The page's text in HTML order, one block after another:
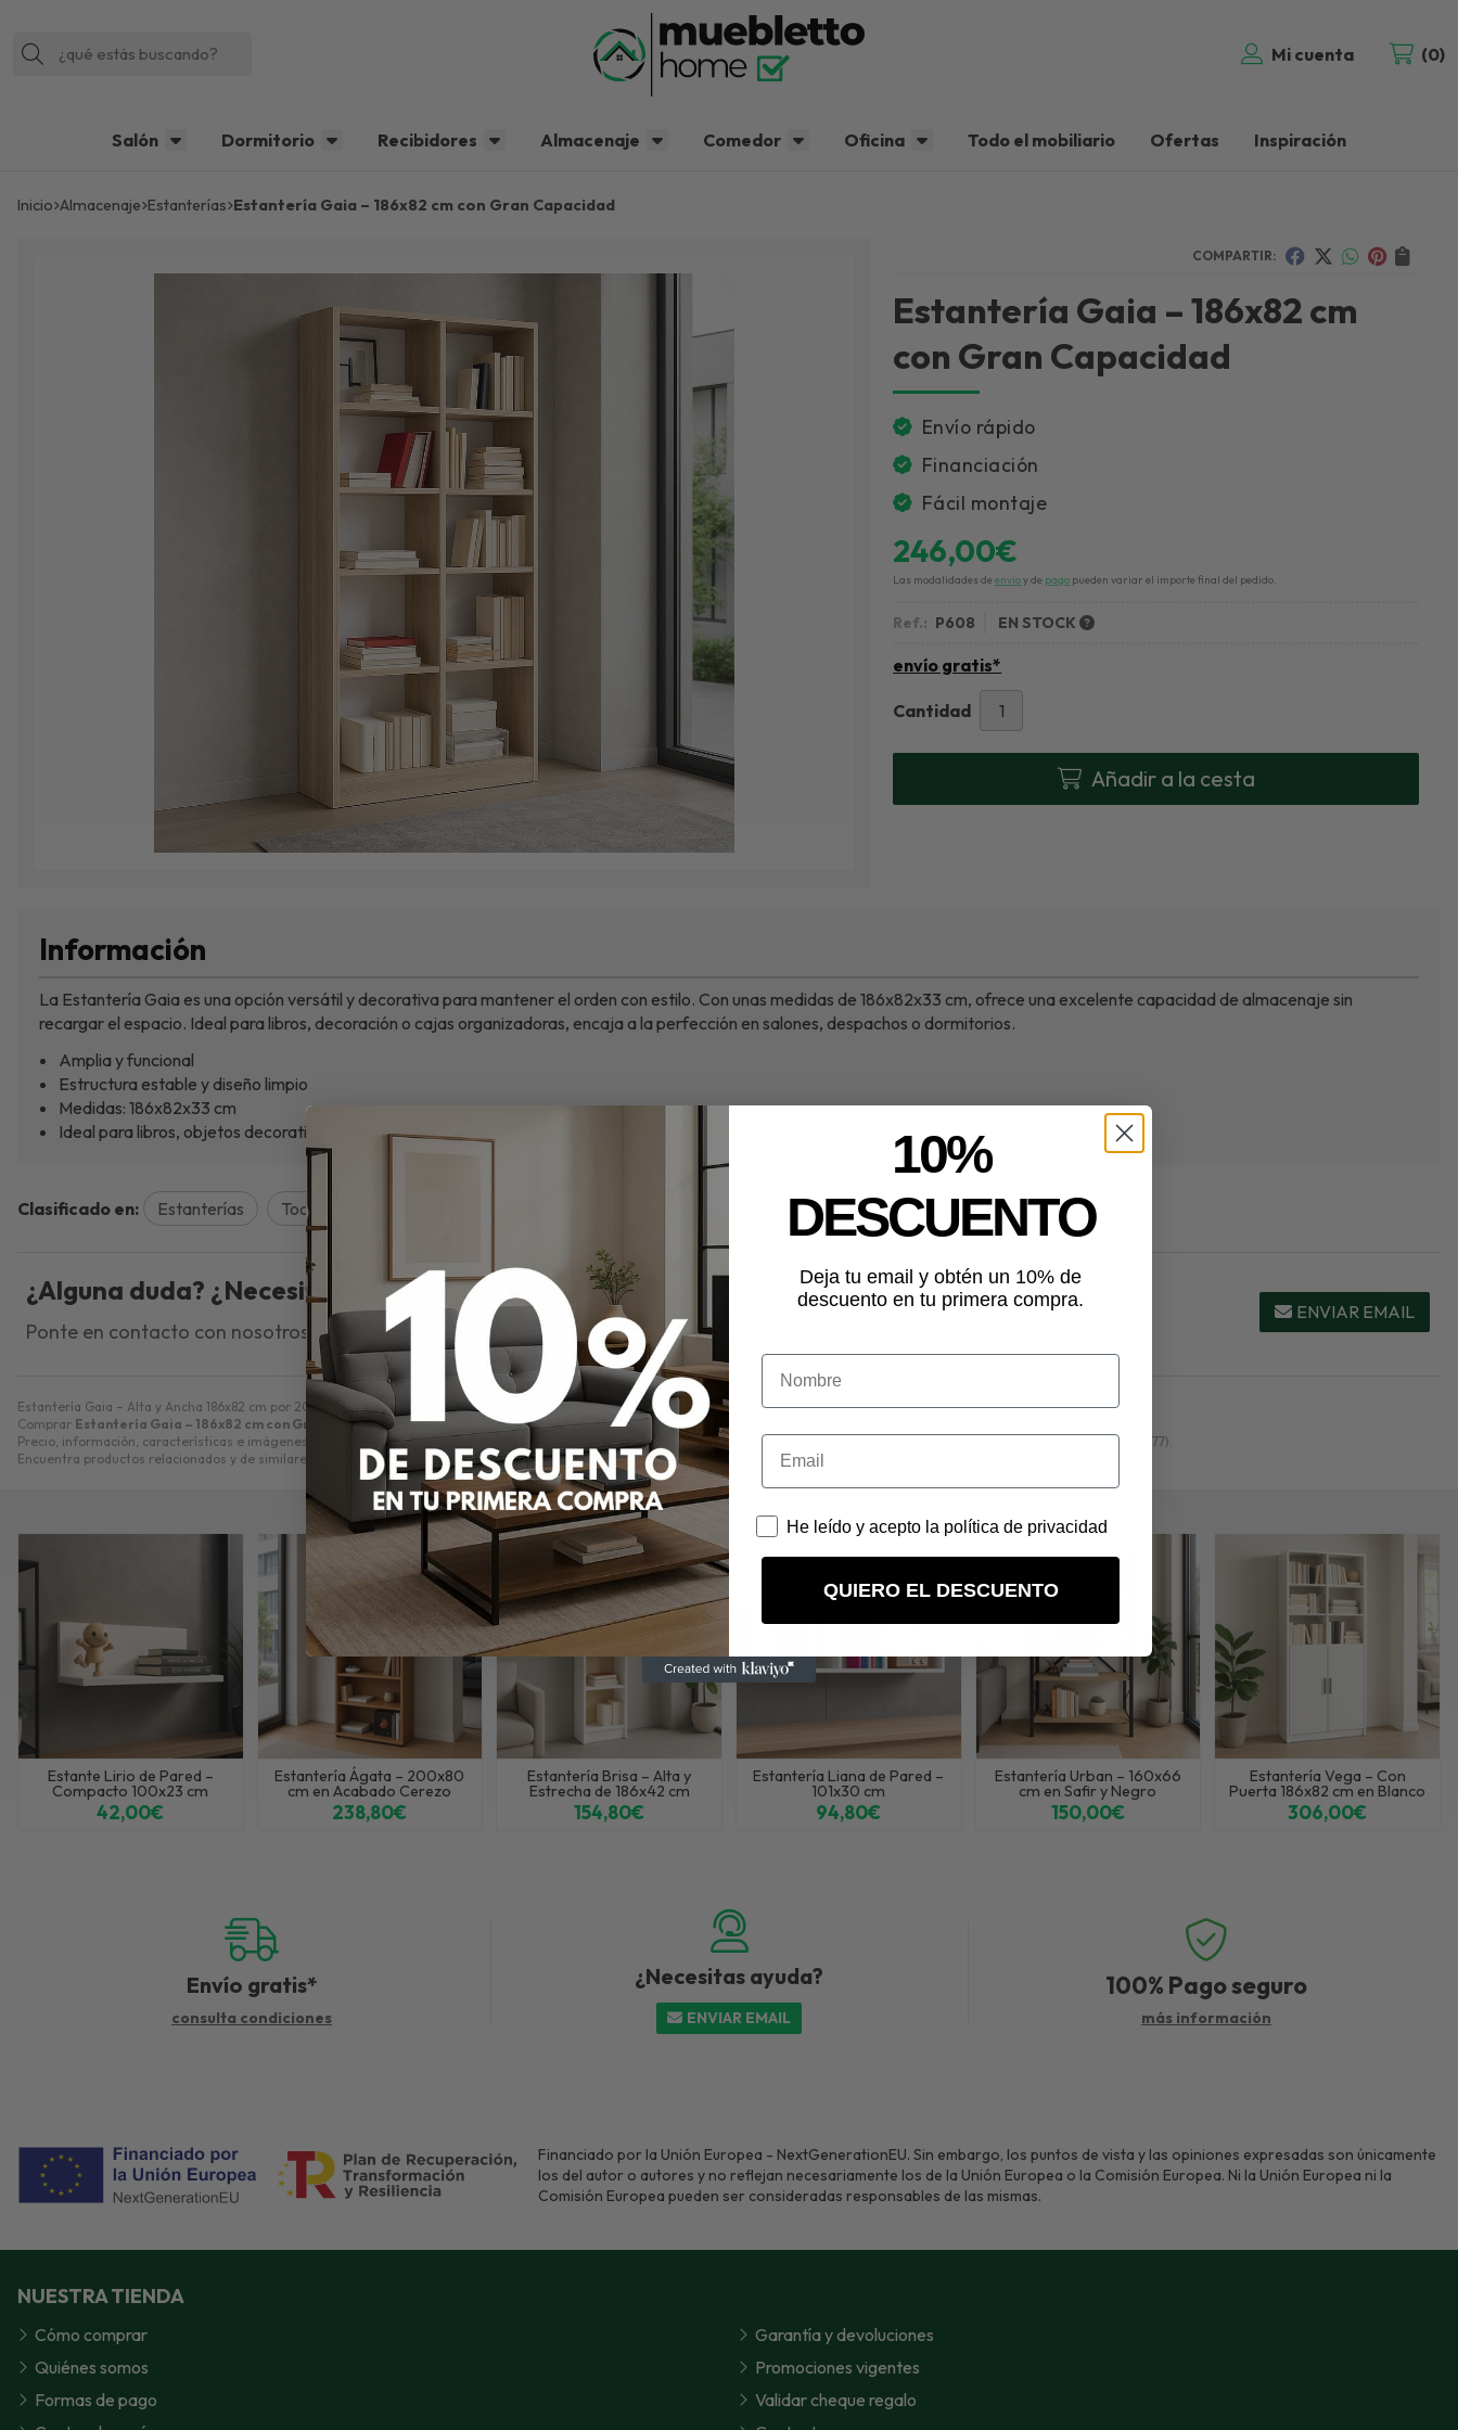
Buscar Mi cuenta 0
Salón Dormitorio Recibidores Almacenaje Comedor Oficina Todo el mobiliario Ofertas Inspiración
Inicio almacenaje estanterías Estantería Gaia – 186x82 cm con Gran Capacidad
COMPARTIR:
Estantería Gaia – 186x82 cm
con Gran Capacidad
Envío rápido
Financiación
Fácil montaje
246,00€
Las modalidades deenvíoy de pago pueden variar el importe final del pedido.
Ref.: P608 EN STOCK
envío gratis*
Cantidad
Añadir a la cesta
Estantería Gaia – Alta y Ancha 186x82 cm por 205?€. Estantería Gaia de 186x82x33 cm. Perfecta para libros y decoración. Diseño práctico y elegante para cualquier espacio. Precio: 205?€.
Comprar Estantería Gaia – 186x82 cm con Gran Capacidad por246,00
. Producto en stock.
Precio, información, características e imágenes de
Estantería Gaia – 186x82 cm con Gran Capacidad referencia P608, pertenece a las categorías Todo el mobiliario
(177).
Encuentra productos relacionados y de similares características a
Estantería Gaia – 186x82 cm con Gran Capacidad en "Almacenaje", "Estanterías".
Información
La Estantería Gaia es una opción versátil y decorativa para mantener el orden con estilo. Con unas medidas de 186x82x33 cm, ofrece una excelente capacidad de almacenaje sin
recargar el espacio. Ideal para libros, decoración o cajas organizadoras, encaja a la perfección en salones, despachos o dormitorios.
Amplia y funcional
Estructura estable y diseño limpio
Medidas: 186x82x33 cm
Ideal para libros, objetos decorativos y almacenaje
Clasificado en: Estanterías Todo el mobiliario
¿Alguna duda? ¿Necesitas asesoramiento?
Ponte en contacto con nosotros y resolveremos tus dudas.
ENVIAR EMAIL
Estante Lirio de Pared –
Compacto 100x23 cm
42,00€
Estantería Ágata – 200x80
cm en Acabado Cerezo
238,80€
Estantería Brisa – Alta y
Estrecha de 186x42 cm
154,80€
Estantería Liana de Pared –
101x30 cm
94,80€
Estantería Urban – 160x66
cm en Safir y Negro
150,00€
Estantería Vega – Con
Puerta 186x82 cm en Blanco
306,00€
Envío gratis*
consulta condiciones
¿Necesitas ayuda?
ENVIAR EMAIL
100% Pago seguro
más información
Financiado por la Unión Europea - NextGenerationEU. Sin embargo, los puntos de vista y las opiniones expresadas son únicamente
los del autor o autores y no reflejan necesariamente los de la Unión Europea o la Comisión Europea. Ni la Unión Europea ni la
Comisión Europea pueden ser consideradas responsables de las mismas.
NUESTRA TIENDA
Cómo comprar
Quiénes somos
Formas de pago
Garantía y devoluciones
Promociones vigentes
Validar cheque regalo
10%
DESCUENTO
Deja tu email y obtén un 10% de
descuento en tu primera compra.
NOMBRE
He leído y acepto la política de privacidad
QUIERO EL DESCUENTO